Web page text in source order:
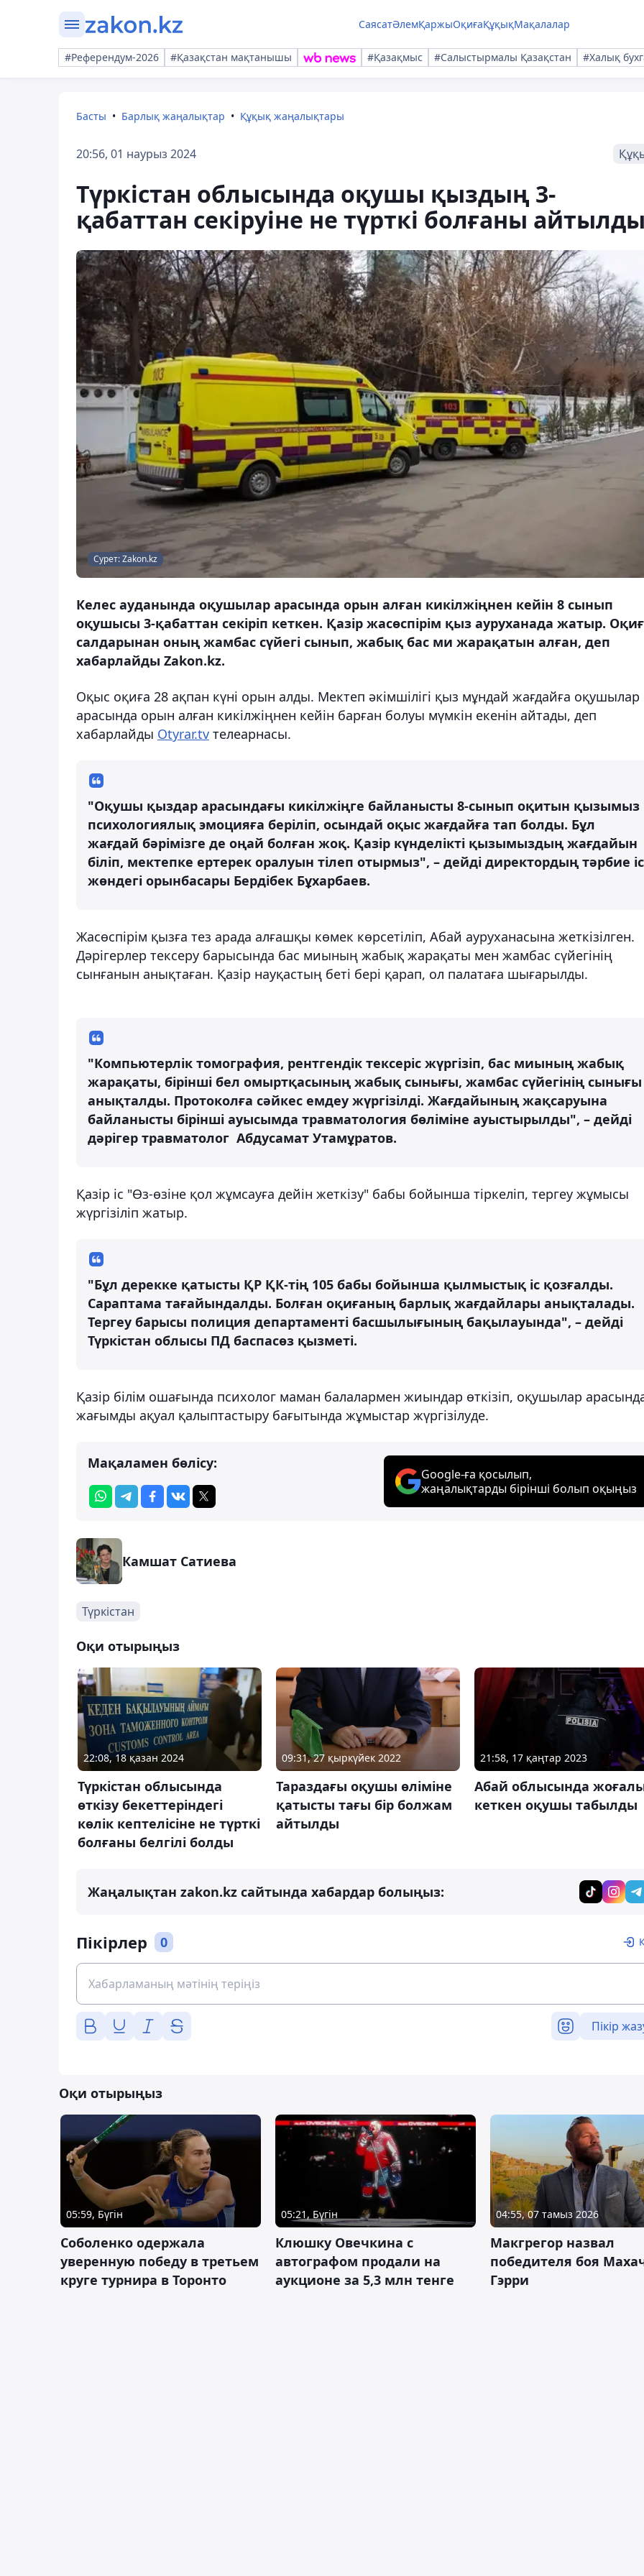
СаясатӘлемҚаржыОқиғаҚұқықМақалалар
#Референдум-2026 #Қазақстан мақтанышы #Қазақмыс #Салыстырмалы Қазақстан #Халық
Басты Барлық жаңалықтар Құқық жаңалықтары
20:56, 01 наурыз 2024
Түркістан облысында оқушы қыздың 3-
қабаттан секіруіне не түрткі болғаны
Сурет: Zakon.kz
Келес ауданында оқушылар арасында орын алған кикілжіңнен кейін 8 сынып
оқушысы 3-қабаттан секіріп кеткен. Қазір жасөспірім қыз ауруханада жатыр.
салдарынан оның жамбас сүйегі сынып, жабық бас ми жарақатын алған, деп
хабарлайды Zakon.kz.
Оқыс оқиға 28 ақпан күні орын алды. Мектеп әкімшілігі қыз мұндай жағдайға оқушылар
арасында орын алған кикілжіңнен кейін барған болуы мүмкін екенін айтады, деп
хабарлайды Otyrar.tv телеарнасы.
"Оқушы қыздар арасындағы кикілжіңге байланысты 8-сынып оқитын қызымыз
психологиялық эмоцияға беріліп, осындай оқыс жағдайға тап болды. Бұл
жағдай бәрімізге де оңай болған жоқ. Қазір күнделікті қызымыздың жағдайын
біліп, мектепке ертерек оралуын тілеп отырмыз", – дейді директордың тәрбие
жөндегі орынбасары Бердібек Бұхарбаев.
Жасөспірім қызға тез арада алғашқы көмек көрсетіліп, Абай ауруханасына жеткізілген.
Дәрігерлер тексеру барысында бас миының жабық жарақаты мен жамбас сүйегінің
сынғанын анықтаған. Қазір науқастың беті бері қарап, ол палатаға шығарылды.
"Компьютерлік томография, рентгендік тексеріс жүргізіп, бас миының жабық
жарақаты, бірінші бел омыртқасының жабық сынығы, жамбас сүйегінің сынығы
анықталды. Протоколға сәйкес емдеу жүргізілді. Жағдайының жақсаруына
байланысты бірінші ауысымда травматология бөліміне ауыстырылды", – дейді
дәрігер травматолог Абдусамат Утамұратов.
Қазір іс "Өз-өзіне қол жұмсауға дейін жеткізу" бабы бойынша тіркеліп, тергеу жұмысы
жүргізіліп жатыр.
"Бұл дерекке қатысты ҚР ҚК-тің 105 бабы бойынша қылмыстық іс қозғалды.
Сараптама тағайындалды. Болған оқиғаның барлық жағдайлары анықталады.
Тергеу барысы полиция департаменті басшылығының бақылауында", – дейді
Түркістан облысы ПД баспасөз қызметі.
Қазір білім ошағында психолог маман балалармен жиындар өткізіп, оқушылар
жағымды ақуал қалыптастыру бағытында жұмыстар жүргізілуде.
Мақаламен бөлісу:
Google-ға қосылып,
жаңалықтарды бірінші болып оқыңыз
Камшат Сатиева
Түркістан
Оқи отырыңыз
22:08, 18 қазан 2024
Түркістан облысында
өткізу бекеттеріндегі
көлік кептелісіне не түрткі
болғаны белгілі болды
09:31, 27 қыркүйек 2022
Тараздағы оқушы өліміне
қатысты тағы бір болжам
айтылды
21:58, 17 қаңтар 2023
Абай облысында
кеткен оқушы табылды
Жаңалықтан zakon.kz сайтында хабардар болыңыз:
Пікірлер 0
Пікір
Оқи отырыңыз
05:59, Бүгін
Соболенко одержала
уверенную победу в третьем
круге турнира в Торонто
05:21, Бүгін
Клюшку Овечкина с
автографом продали на
аукционе за 5,3 млн тенге
04:55, 07 тамыз 2026
Макгрегор назвал
победителя боя
Гэрри